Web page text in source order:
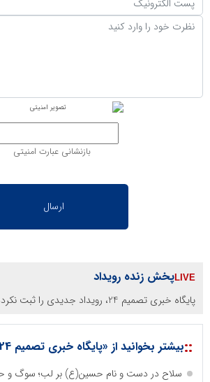
بازنشانی عبارت امنیتی
پخش زنده رویداد
پایگاه خبری تصمیم 24، رویداد جدیدی را ثبت نکرده است.
::بیشتر بخوانید از «پایگاه خبری تصمیم 24»
سلاح در دست و نام حسین(ع) بر لب؛ سوگ و